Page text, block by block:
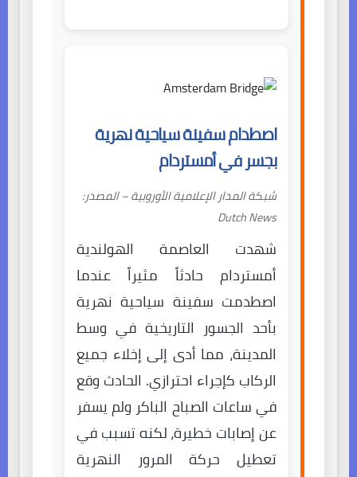
اصطدام سفينة سياحية نهرية
بجسر في أمستردام
شبكة المدار الإعلامية الأوروبية – المصدر:
Dutch News
شهدت العاصمة الهولندية
أمستردام حادثاً مثيراً عندما
اصطدمت سفينة سياحية نهرية
بأحد الجسور التاريخية في وسط
المدينة، مما أدى إلى إخلاء جميع
الركاب كإجراء احترازي. الحادث وقع
في ساعات الصباح الباكر ولم يسفر
عن إصابات خطيرة، لكنه تسبب في
تعطيل حركة المرور النهرية